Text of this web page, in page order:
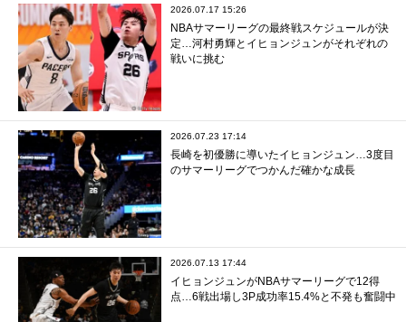
2026.07.17 15:26
NBAサマーリーグの最終戦スケジュールが決
定…河村勇輝とイヒョンジュンがそれぞれの
戦いに挑む
2026.07.23 17:14
長崎を初優勝に導いたイヒョンジュン…3度目
のサマーリーグでつかんだ確かな成長
2026.07.13 17:44
イヒョンジュンがNBAサマーリーグで12得
点…6戦出場し3P成功率15.4%と不発も奮闘中